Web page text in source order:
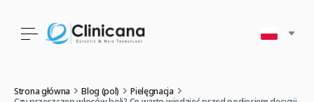
Strona główna Blog (pol)
Pielęgnacja